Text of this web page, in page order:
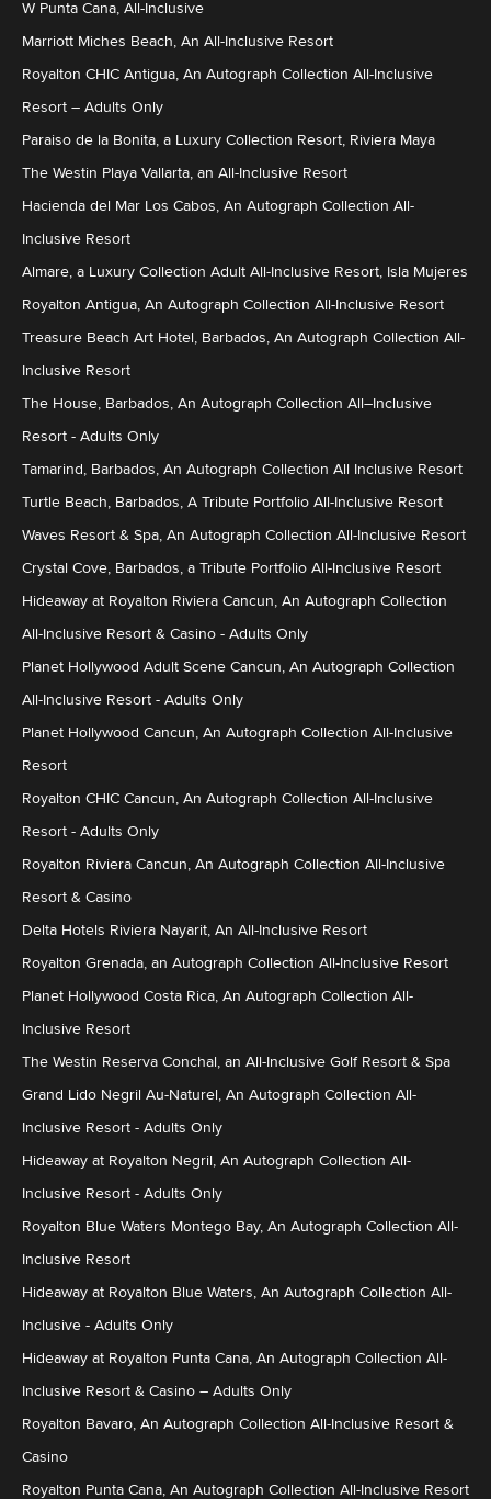
W Punta Cana, All-Inclusive
Marriott Miches Beach, An All-Inclusive Resort
Royalton CHIC Antigua, An Autograph Collection All-Inclusive
Resort – Adults Only
Paraiso de la Bonita, a Luxury Collection Resort, Riviera Maya
The Westin Playa Vallarta, an All-Inclusive Resort
Hacienda del Mar Los Cabos, An Autograph Collection All-
Inclusive Resort
Almare, a Luxury Collection Adult All-Inclusive Resort, Isla Mujeres
Royalton Antigua, An Autograph Collection All-Inclusive Resort
Treasure Beach Art Hotel, Barbados, An Autograph Collection All-
Inclusive Resort
The House, Barbados, An Autograph Collection All–Inclusive
Resort - Adults Only
Tamarind, Barbados, An Autograph Collection All Inclusive Resort
Turtle Beach, Barbados, A Tribute Portfolio All-Inclusive Resort
Waves Resort & Spa, An Autograph Collection All-Inclusive Resort
Crystal Cove, Barbados, a Tribute Portfolio All-Inclusive Resort
Hideaway at Royalton Riviera Cancun, An Autograph Collection
All-Inclusive Resort & Casino - Adults Only
Planet Hollywood Adult Scene Cancun, An Autograph Collection
All-Inclusive Resort - Adults Only
Planet Hollywood Cancun, An Autograph Collection All-Inclusive
Resort
Royalton CHIC Cancun, An Autograph Collection All-Inclusive
Resort - Adults Only
Royalton Riviera Cancun, An Autograph Collection All-Inclusive
Resort & Casino
Delta Hotels Riviera Nayarit, An All-Inclusive Resort
Royalton Grenada, an Autograph Collection All-Inclusive Resort
Planet Hollywood Costa Rica, An Autograph Collection All-
Inclusive Resort
The Westin Reserva Conchal, an All-Inclusive Golf Resort & Spa
Grand Lido Negril Au-Naturel, An Autograph Collection All-
Inclusive Resort - Adults Only
Hideaway at Royalton Negril, An Autograph Collection All-
Inclusive Resort - Adults Only
Royalton Blue Waters Montego Bay, An Autograph Collection All-
Inclusive Resort
Hideaway at Royalton Blue Waters, An Autograph Collection All-
Inclusive - Adults Only
Hideaway at Royalton Punta Cana, An Autograph Collection All-
Inclusive Resort & Casino – Adults Only
Royalton Bavaro, An Autograph Collection All-Inclusive Resort &
Casino
Royalton Punta Cana, An Autograph Collection All-Inclusive Resort